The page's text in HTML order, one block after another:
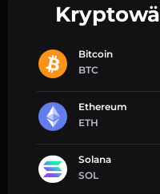
Bitcoin
BTC
Ethereum
ETH
Solana
SOL